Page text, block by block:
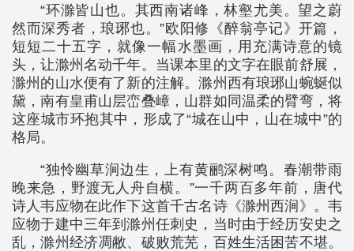
“环滁皆山也。其西南诸峰，林壑尤美。望之蔚
然而深秀者，琅琊也。”欧阳修《醉翁亭记》开篇，
短短二十五字，就像一幅水墨画，用充满诗意的镜
头，让滁州名动千年。当课本里的文字在眼前舒展，
滁州的山水便有了新的注解。滁州西有琅琊山蜿蜒似
黛，南有皇甫山层峦叠嶂，山群如同温柔的臂弯，将
这座城市环抱其中，形成了“城在山中，山在城中”的
格局。
“独怜幽草涧边生，上有黄鹂深树鸣。春潮带雨
晚来急，野渡无人舟自横。”一千两百多年前，唐代
诗人韦应物在此作下这首千古名诗《滁州西涧》。韦
应物于建中三年到滁州任刺史，当时由于经历安史之
乱，滁州经济凋敝、破败荒芜，百姓生活困苦不堪。